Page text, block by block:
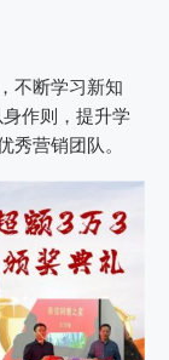
不断学习新知
身作则，提升学
秀营销团队。